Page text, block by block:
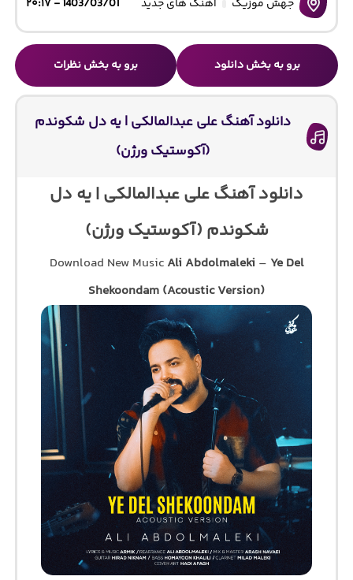
جهش موزیک آهنگ های جدید 1403/03/01 - ۲۰:۱۷
برو به بخش دانلود برو به بخش نظرات
دانلود آهنگ علی عبدالمالکی | یه دل شکوندم
(آکوستیک ورژن)
دانلود آهنگ علی عبدالمالکی | یه دل
شکوندم (آکوستیک ورژن)
Download New Music Ali Abdolmaleki – Ye Del
Shekoondam (Acoustic Version)